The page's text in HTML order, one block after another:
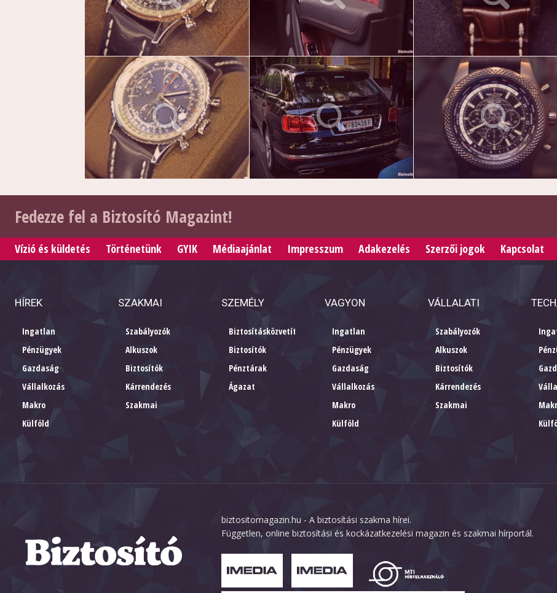
Fedezze fel a Biztosító Magazint!
Vízió és küldetés Történetünk GYIK Médiaajánlat Impresszum Adakezelés Szerzői jogok Kapcsolat
HÍREK
Ingatlan
Pénzügyek
Gazdaság
Vállalkozás
Makro
Külföld
SZAKMAI
Szabályozók
Alkuszok
Biztosítók
Kárrendezés
Szakmai
SZEMÉLY
Biztosításközvetítők
Biztosítók
Pénztárak
Ágazat
VAGYON
Ingatlan
Pénzügyek
Gazdaság
Vállalkozás
Makro
Külföld
VÁLLALATI
Szabályozók
Alkuszok
Biztosítók
Kárrendezés
Szakmai
biztositomagazin.hu - A biztosítási szakma hírei.
Független, online biztosítási és kockázatkezelési magazin és szakmai hírportál.